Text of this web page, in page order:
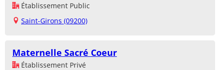
Établissement Public
Saint-Girons (09200)
Maternelle Sacré Coeur
Établissement Privé